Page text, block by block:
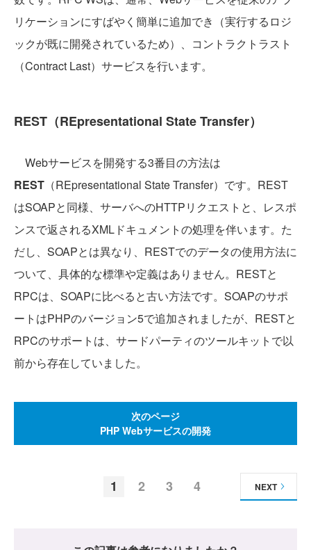
リケーションにすばやく簡単に追加でき（実行するロジ
ックが既に開発されているため）、コントラクトラスト
（Contract Last）サービスを行います。
REST（REpresentational State Transfer）
Webサービスを開発する3番目の方法は
REST （REpresentational State Transfer）です。REST
はSOAPと同様、サーバへのHTTPリクエストと、レスポ
ンスで返されるXMLドキュメントの処理を伴います。た
だし、SOAPとは異なり、RESTでのデータの使用方法に
ついて、具体的な標準や定義はありません。RESTと
RPCは、SOAPに比べると古い方法です。SOAPのサポ
ートはPHPのバージョン5で追加されましたが、RESTと
RPCのサポートは、サードパーティのツールキットで以
前から存在していました。
次のページ
PHP Webサービスの開発
1 2 3 4 NEXT